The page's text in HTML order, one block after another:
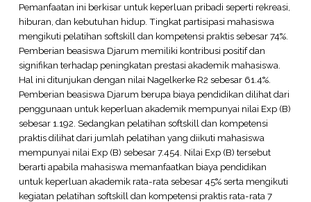
Pemanfaatan ini berkisar untuk keperluan pribadi seperti rekreasi,
hiburan, dan kebutuhan hidup. Tingkat partisipasi mahasiswa
mengikuti pelatihan softskill dan kompetensi praktis sebesar 74%.
Pemberian beasiswa Djarum memiliki kontribusi positif dan
signifikan terhadap peningkatan prestasi akademik mahasiswa.
Hal ini ditunjukan dengan nilai Nagelkerke R2 sebesar 61.4%.
Pemberian beasiswa Djarum berupa biaya pendidikan dilihat dari
penggunaan untuk keperluan akademik mempunyai nilai Exp (B)
sebesar 1.192. Sedangkan pelatihan softskill dan kompetensi
praktis dilihat dari jumlah pelatihan yang diikuti mahasiswa
mempunyai nilai Exp (B) sebesar 7.454. Nilai Exp (B) tersebut
berarti apabila mahasiswa memanfaatkan biaya pendidikan
untuk keperluan akademik rata-rata sebesar 45% serta mengikuti
kegiatan pelatihan softskill dan kompetensi praktis rata-rata 7